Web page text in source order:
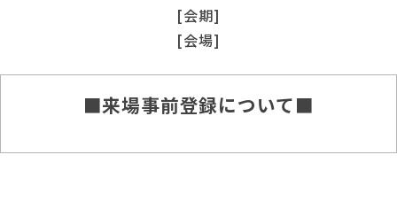
[会期]
[会場]
■来場事前登録について■